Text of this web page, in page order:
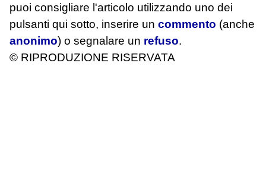
puoi consigliare l'articolo utilizzando uno dei
pulsanti qui sotto, inserire un commento (anche
anonimo) o segnalare un refuso.
© RIPRODUZIONE RISERVATA